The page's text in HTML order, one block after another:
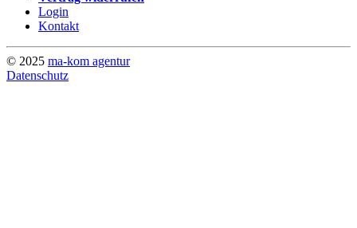
Login
Kontakt
© 2025 ma-kom agentur
Datenschutz